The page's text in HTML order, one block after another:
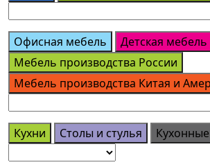
Офисная мебель
Детская мебель
Мебель производства России
Мебель производства Китая и
Кухни Столы и стулья